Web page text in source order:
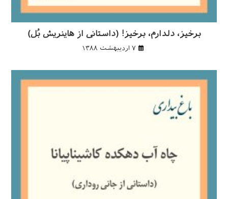
برخيز، دلدارم، برخيز! (داستانی از هاینریش بُل)
۷ اردیبهشت ۱۳۸۸